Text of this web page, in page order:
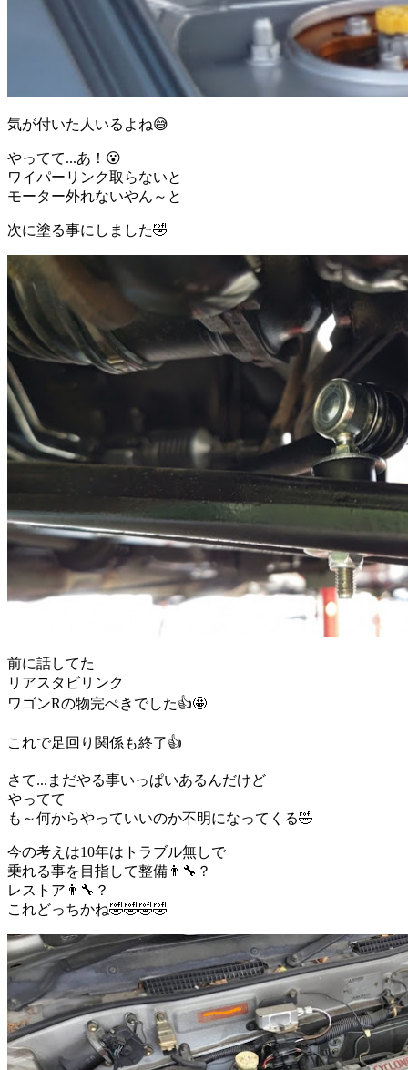
気が付いた人いるよね😅
やってて...あ！😮
ワイパーリンク取らないと
モーター外れないやん～と
次に塗る事にしました🤣
前に話してた
リアスタビリンク
ワゴンRの物完ぺきでした👍🤩
これで足回り関係も終了👍
さて...まだやる事いっぱいあるんだけど
やってて
も～何からやっていいのか不明になってくる🤣
今の考えは10年はトラブル無しで
乗れる事を目指して整備👨‍🔧？
レストア👨‍🔧？
これどっちかね🤣🤣🤣🤣